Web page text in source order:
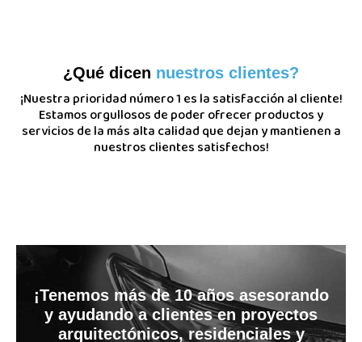
¿Qué dicen nuestros clientes?
¡Nuestra prioridad número 1 es la satisfacción al cliente!
Estamos orgullosos de poder ofrecer productos y
servicios de la más alta calidad que dejan y mantienen a
nuestros clientes satisfechos!
¡Tenemos más de 10 años asesorando
y ayudando a clientes en proyectos
arquitectónicos, residenciales y